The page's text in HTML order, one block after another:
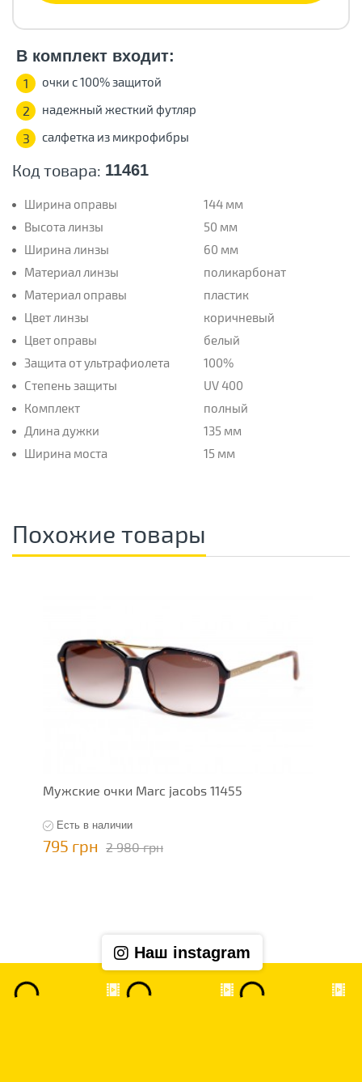
Код товара: 11461
Ширина оправы
144 мм
Высота линзы
50 мм
Ширина линзы
60 мм
Материал линзы
поликарбонат
Материал оправы
пластик
Цвет линзы
коричневый
Цвет оправы
белый
Защита от ультрафиолета
100%
Степень защиты
UV 400
Комплект
полный
Длина дужки
135 мм
Ширина моста
15 мм
В комплект входит:
1 очки с 100% защитой
2 надежный жесткий футляр
3 салфетка из микрофибры
Похожие товары
Мужские очки Marc jacobs 11455
Есть в наличии
795 грн 2 980 грн
Наш instagram